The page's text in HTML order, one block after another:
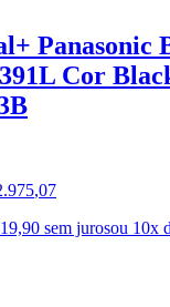
Panasonic
Cor
,07
sem jurosou 10x